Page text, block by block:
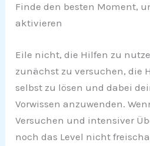
Finde den besten Moment,
aktivieren
Eile nicht, die Hilfen zu
zunächst zu versuchen, die
selbst zu lösen und dabei
Vorwissen anzuwenden.
Versuchen und intensiver
noch das Level nicht